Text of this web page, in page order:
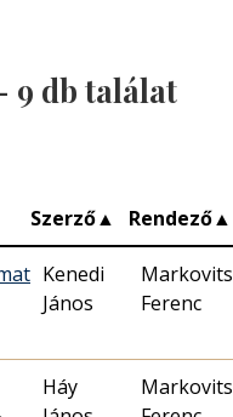
9 db találat
Szerző▲ Rendező▲
Kenedi
János
Markovits
Ferenc
Háy
Markovits